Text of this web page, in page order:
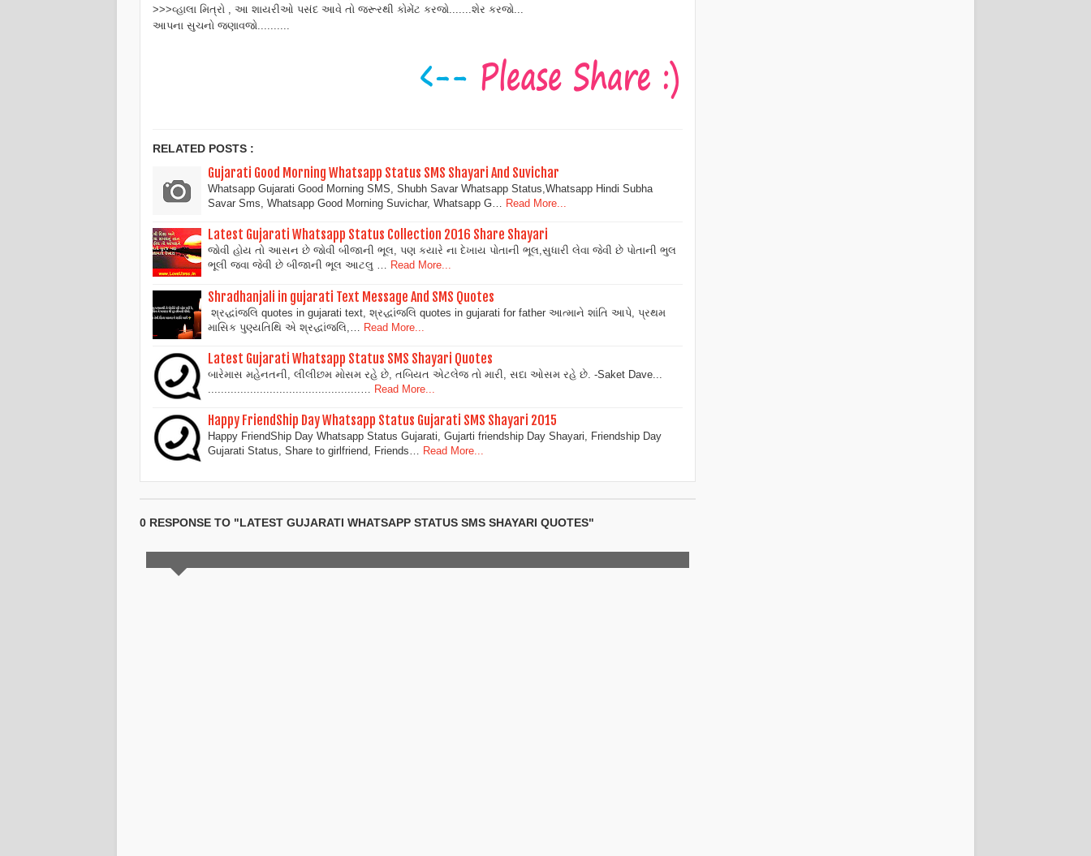
>>>વ્હાલા મિત્રો , આ શાયરીઓ પસંદ આવે તો જરૂરથી કોમેંટ કરજો.......શેર કરજો...
આપના સુચનો જણાવજો..........
RELATED POSTS :
Gujarati Good Morning Whatsapp Status SMS Shayari And Suvichar
Whatsapp Gujarati Good Morning SMS, Shubh Savar Whatsapp Status,Whatsapp Hindi Subha
Savar Sms, Whatsapp Good Morning Suvichar, Whatsapp G… Read More...
Latest Gujarati Whatsapp Status Collection 2016 Share Shayari
જોવી હોય તો આસન છે જોવી બીજાની ભૂલ, પણ કયારે ના દેખાય પોતાની ભૂલ,સુધારી લેવા જેવી છે પોતાની ભુલ
ભૂલી જવા જેવી છે બીજાની ભૂલ આટલુ … Read More...
Shradhanjali in gujarati Text Message And SMS Quotes
શ્રદ્ધાંજલિ quotes in gujarati text, શ્રદ્ધાંજલિ quotes in gujarati for father આત્માને શાંતિ આપે, પ્રથમ
માસિક પુણ્યતિથિ એ શ્રદ્ધાંજલિ,…
Read More...
Latest Gujarati Whatsapp Status SMS Shayari Quotes
બારેમાસ મહેનતની, લીલીછમ મોસમ રહે છે, તબિયત એટલેજ તો મારી, સદા ઓસમ રહે છે. -Saket Dave...
Read More...
Happy FriendShip Day Whatsapp Status Gujarati SMS Shayari 2015
Happy FriendShip Day Whatsapp Status Gujarati, Gujarti friendship Day Shayari, Friendship Day
Gujarati Status, Share to girlfriend, Friends… Read More...
0 RESPONSE TO "LATEST GUJARATI WHATSAPP STATUS SMS SHAYARI QUOTES"